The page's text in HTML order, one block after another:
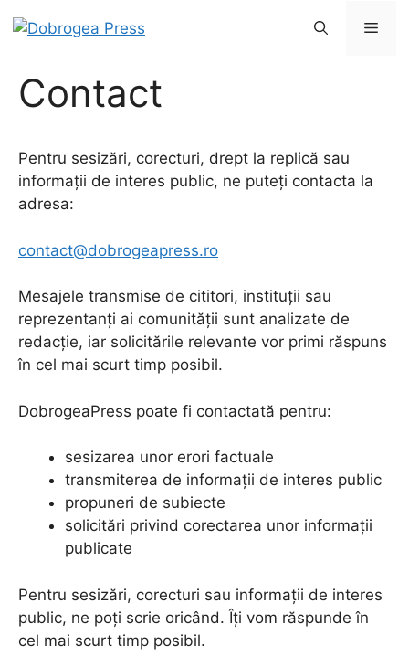
Contact
Pentru sesizări, corecturi, drept la replică sau
informații de interes public, ne puteți contacta la
adresa:
contact@dobrogeapress.ro
Mesajele transmise de cititori, instituții sau
reprezentanți ai comunității sunt analizate de
redacție, iar solicitările relevante vor primi răspuns
în cel mai scurt timp posibil.
DobrogeaPress poate fi contactată pentru:
sesizarea unor erori factuale
transmiterea de informații de interes public
propuneri de subiecte
solicitări privind corectarea unor informații
publicate
Pentru sesizări, corecturi sau informații de interes
public, ne poți scrie oricând. Îți vom răspunde în
cel mai scurt timp posibil.